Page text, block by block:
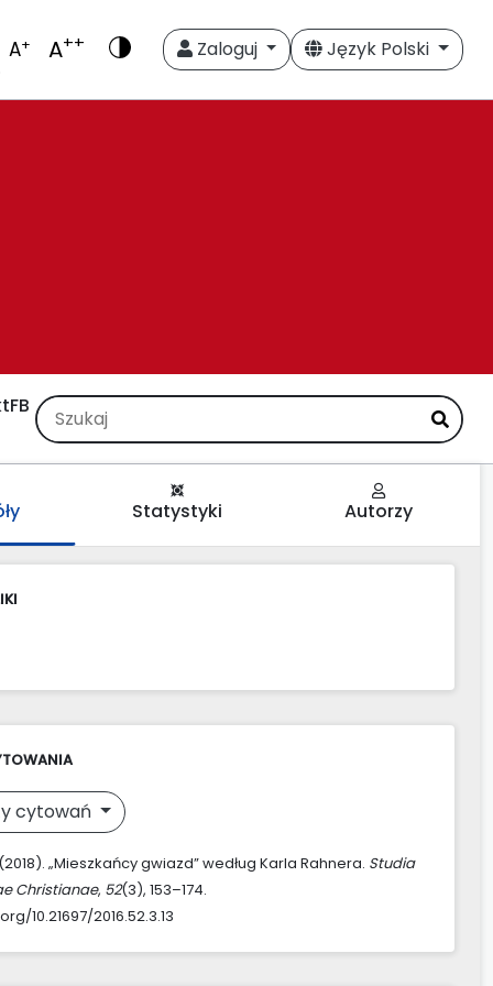
A+ A++ Zaloguj Język Polski
FB
Statystyki Autorzy
cytowań
„Mieszkańcy gwiazd” według Karla Rahnera. Studia
Christianae, 52(3), 153–174.
10.21697/2016.52.3.13